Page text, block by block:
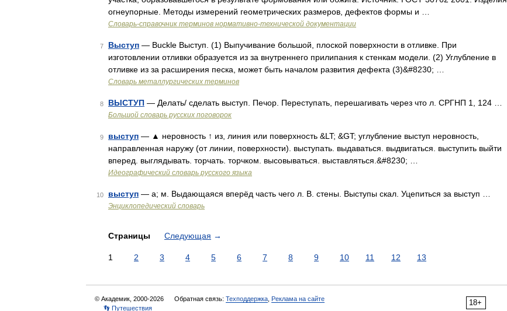
огнеупорные. Методы измерений геометрических размеров, дефектов формы и …
Словарь-справочник терминов нормативно-технической документации
7 Выступ — Buckle Выступ. (1) Выпучивание большой, плоской поверхности в отливке. При
изготовлении отливки образуется из за внутреннего прилипания к стенкам модели. (2) Углубление в
отливке из за расширения песка, может быть началом развития дефекта (3)&#8230; …
Словарь металлургических терминов
8 ВЫСТУП — Делать/ сделать выступ. Печор. Переступать, перешагивать через что л. СРГНП 1, 124 …
Большой словарь русских поговорок
9 выступ — ▲ неровность ↑ из, линия или поверхность &LT; &GT; углубление выступ неровность,
направленная наружу (от линии, поверхности). выступать. выдаваться. выдвигаться. выступить выйти
вперед. выглядывать. торчать. торчком. высовываться. выставляться.&#8230; …
Идеографический словарь русского языка
10 выступ — а; м. Выдающаяся вперёд часть чего л. В. стены. Выступы скал. Уцепиться за выступ …
Энциклопедический словарь
Страницы Следующая →
1 2 3 4 5 6 7 8 9 10 11 12 13
18+
© Академик, 2000-2026 Обратная связь: Техподдержка Реклама на сайте
👣 Путешествия